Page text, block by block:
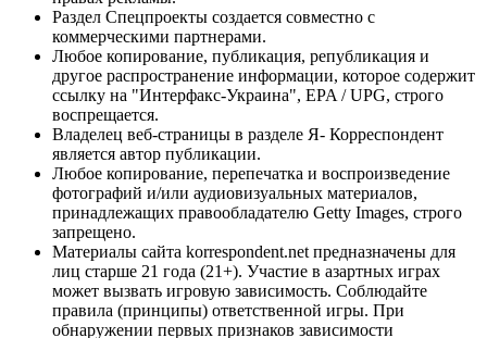
Раздел Спецпроекты создается совместно с
коммерческими партнерами.
Любое копирование, публикация, републикация и
другое распространение информации, которое содержит
ссылку на "Интерфакс-Украина", EPA / UPG, строго
воспрещается.
Владелец веб-страницы в разделе Я- Корреспондент
является автор публикации.
Любое копирование, перепечатка и воспроизведение
фотографий и/или аудиовизуальных материалов,
принадлежащих правообладателю Getty Images, строго
запрещено.
Материалы сайта korrespondent.net предназначены для
лиц старше 21 года (21+). Участие в азартных играх
может вызвать игровую зависимость. Соблюдайте
правила (принципы) ответственной игры. При
обнаружении первых признаков зависимости